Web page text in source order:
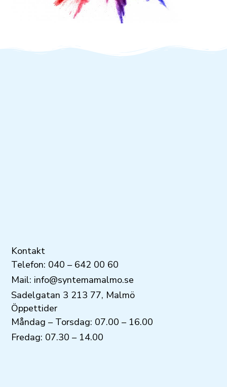
Kontakt
Telefon: 040 – 642 00 60
Mail: info@syntemamalmo.se
Sadelgatan 3 213 77, Malmö
Öppettider
Måndag – Torsdag: 07.00 – 16.00
Fredag: 07.30 – 14.00